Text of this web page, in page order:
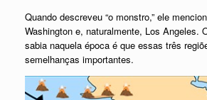
Quando descreveu “o monstro,” ele
Washington e, naturalmente, Los Angeles.
sabia naquela época é que essas três
semelhanças importantes.